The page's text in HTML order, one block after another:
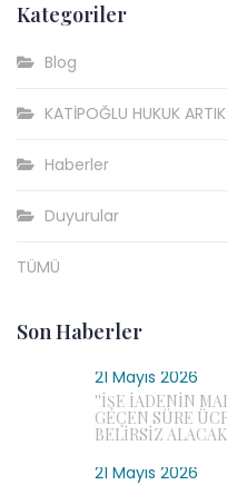
Kategoriler
Blog
KATİPOĞLU HUKUK
Haberler
Duyurular
TÜMÜ
Son Haberler
21 Mayıs 2026
''İŞE İADENİN
GEÇEN SÜRE
BELİRSİZ
21 Mayıs 2026